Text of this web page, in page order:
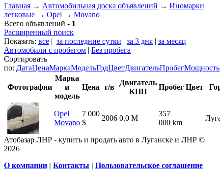
Главная → Автомобильная доска объявлений → Иномарки
легковые → Opel → Movano
Всего объявлений - 1
Расширенный поиск
Показать: все | за последние сутки | за 3 дня | за месяц
Автомобили с пробегом | Без пробега
Сортировать
по: ДатаЦенаМаркаМодельГодЦветДвигательПробегМощность
Фотографии
Марка
и
модель
Цена г/в
Двигатель
КПП
Пробег Цвет
Opel
Movano
7 000
$
2006 0.0 М
357
000 km
Атобазар ЛНР - купить и продать авто в Луганске и ЛНР ©
2026
О компании | Контакты | Пользовательское соглашение